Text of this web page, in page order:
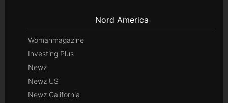
Nord America
Womanmagazine
Investing Plus
Newz
Newz US
Newz California